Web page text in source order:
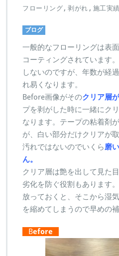
フローリング , 剥がれ , 施工実績
ブログ
一般的なフローリングは表
コーティングされています
しないのですが、年数が経
れ易くなります。
Before画像がそのクリア層
プを剥がした時に一緒にク
なります。テープの粘着剤
が、白い部分だけクリアが
汚れではないのでいくら磨
ん。
クリア層は艶を出して見た
劣化を防ぐ役割もあります
放っておくと、そこから湿
を縮めてしまうので早めの
Before